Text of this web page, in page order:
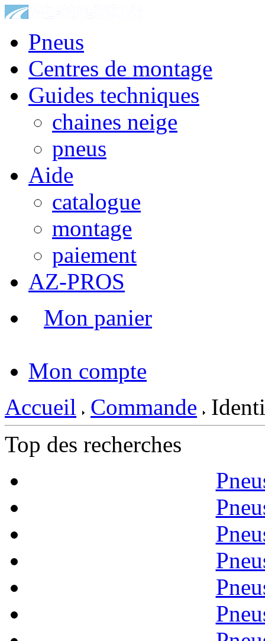
Pneus
Centres de montage
Guides techniques
chaines neige
pneus
Aide
catalogue
montage
paiement
AZ-PROS
Mon panier
Mon compte
Accueil
Commande
Top des recherches